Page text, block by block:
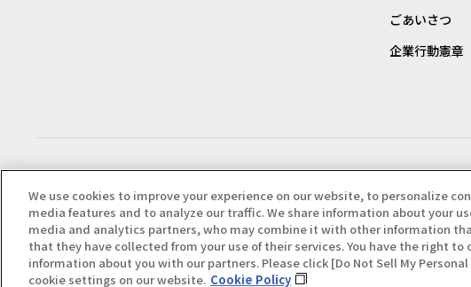
ごあいさつ
企業行動憲章
Copyright(C) All Right Reserved. Producted by NOK KLÜBER CO., LTD.
We use cookies to improve your experience on our website, to personalize
media features and to analyze our traffic. We share information about your
media and analytics partners, who may combine it with other information
that they have collected from your use of their services. You have the right to
information about you with our partners. Please click [Do Not Sell My
cookie settings on our website. Cookie Policy